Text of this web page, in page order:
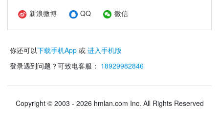
新浪微博
QQ 微信
你还可以下载手机App 或 进入手机版
登录遇到问题？可致电客服： 18929982846
Copyright © 2003 - 2026 hmlan.com Inc. All Rights Reserved